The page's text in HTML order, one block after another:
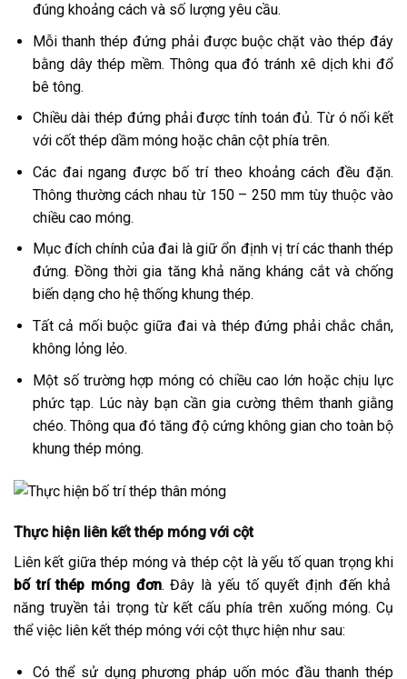
đúng khoảng cách và số lượng yêu cầu.
Mỗi thanh thép đứng phải được buộc chặt vào thép đáy
bằng dây thép mềm. Thông qua đó tránh xê dịch khi đổ
bê tông.
Chiều dài thép đứng phải được tính toán đủ. Từ ó nối kết
với cốt thép dầm móng hoặc chân cột phía trên.
Các đai ngang được bố trí theo khoảng cách đều đặn.
Thông thường cách nhau từ 150 – 250 mm tùy thuộc vào
chiều cao móng.
Mục đích chính của đai là giữ ổn định vị trí các thanh thép
đứng. Đồng thời gia tăng khả năng kháng cắt và chống
biến dạng cho hệ thống khung thép.
Tất cả mối buộc giữa đai và thép đứng phải chắc chắn,
không lỏng lẻo.
Một số trường hợp móng có chiều cao lớn hoặc chịu lực
phức tạp. Lúc này bạn cần gia cường thêm thanh giằng
chéo. Thông qua đó tăng độ cứng không gian cho toàn bộ
khung thép móng.
Thực hiện liên kết thép móng với cột
Liên kết giữa thép móng và thép cột là yếu tố quan trọng khi
bố trí thép móng đơn. Đây là yếu tố quyết định đến khả
năng truyền tải trọng từ kết cấu phía trên xuống móng. Cụ
thể việc liên kết thép móng với cột thực hiện như sau:
Có thể sử dụng phương pháp uốn móc đầu thanh thép